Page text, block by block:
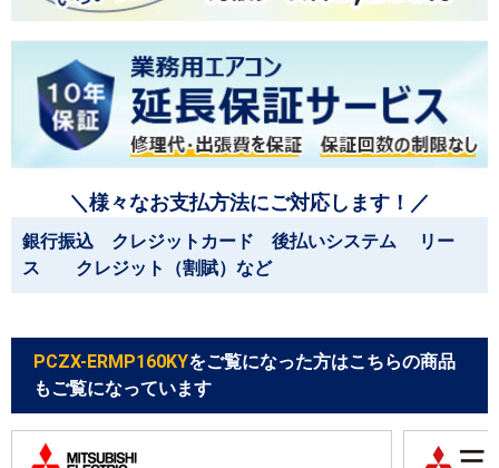
＼様々なお支払方法にご対応します！／
銀行振込 クレジットカード 後払いシステム リー
ス クレジット（割賦）など
PCZX-ERMP160KYをご覧になった方はこちらの商品
もご覧になっています